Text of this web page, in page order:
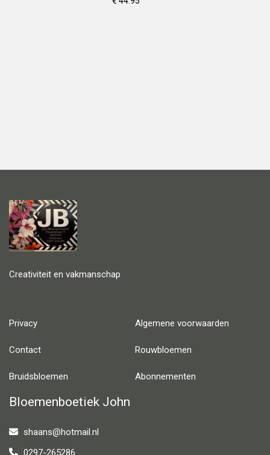
Creativiteit en vakmanschap
Privacy Algemene voorwaarden
Contact Rouwbloemen
Bruidsbloemen Abonnementen
Bloemenboetiek John
shaans@hotmail.nl
0297-265286